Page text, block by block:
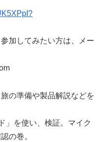
加してみたい方は、メー
の準備や製品解説などを
」を使い、検証。マイク
の巻。